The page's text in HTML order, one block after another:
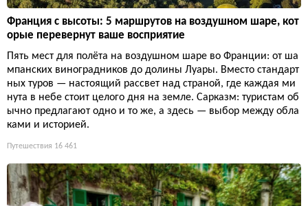
Франция с высоты: 5 маршрутов на воздушном шаре, кот
орые перевернут ваше восприятие
Пять мест для полёта на воздушном шаре во Франции: от ша
мпанских виноградников до долины Луары. Вместо стандарт
ных туров — настоящий рассвет над страной, где каждая ми
нута в небе стоит целого дня на земле. Сарказм: туристам об
ычно предлагают одно и то же, а здесь — выбор между обла
ками и историей.
Путешествия 16 461